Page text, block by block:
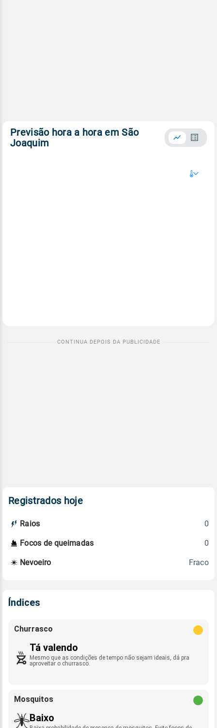
Previsão hora a hora em São
Joaquim
Registrados hoje
Raios 0
Focos de queimadas 0
Nevoeiro Fraco
Índices
Churrasco
Tá valendo
Mesmo que as condições de tempo não sejam ideais, dá pra
aproveitar o churrasco.
Mosquitos
Baixo